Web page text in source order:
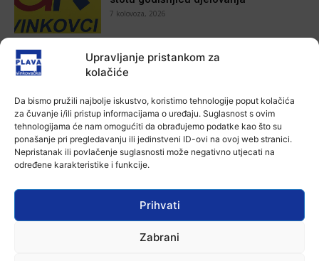
Upravljanje pristankom za
kolačiće
Da bismo pružili najbolje iskustvo, koristimo tehnologije poput kolačića
za čuvanje i/ili pristup informacijama o uređaju. Suglasnost s ovim
tehnologijama će nam omogućiti da obrađujemo podatke kao što su
ponašanje pri pregledavanju ili jedinstveni ID-ovi na ovoj web stranici.
Nepristanak ili povlačenje suglasnosti može negativno utjecati na
određene karakteristike i funkcije.
Prihvati
Zabrani
7 kolovoza, 2026
Aktualno
Za dva tjedna započinje još jedna
Divlja liga
Aktualno
U Županji održana Ljetna škola magije
7 kolovoza, 2026
Aktualno
Zbog niskog vodostaja otežana
plovidba na Dunavu